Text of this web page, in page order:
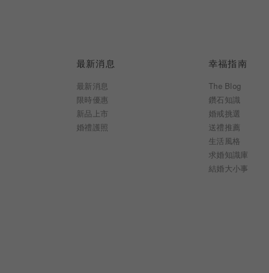
最新消息
最新消息
限時優惠
新品上市
婚禮護照
幸福指南
The Blog
鑽石知識
婚戒挑選
送禮推薦
生活風格
求婚知識庫
結婚大小事